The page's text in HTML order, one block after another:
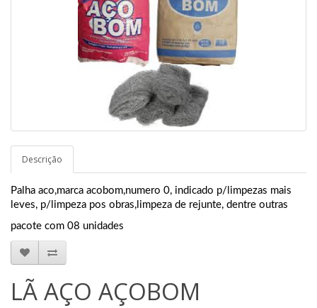
Descrição
Palha aco,marca acobom,numero 0, indicado p/limpezas mais
leves, p/limpeza pos obras,limpeza de rejunte, dentre outras
pacote com 08 unidades
LÃ AÇO AÇOBOM